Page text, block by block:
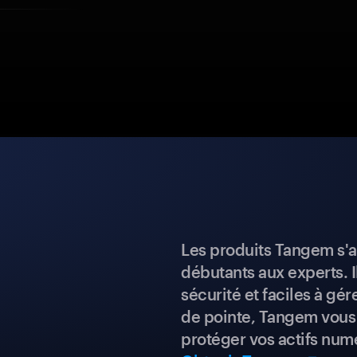
Les produits Tangem
débutants aux experts.
sécurité et faciles à
de pointe, Tangem
protéger vos actifs